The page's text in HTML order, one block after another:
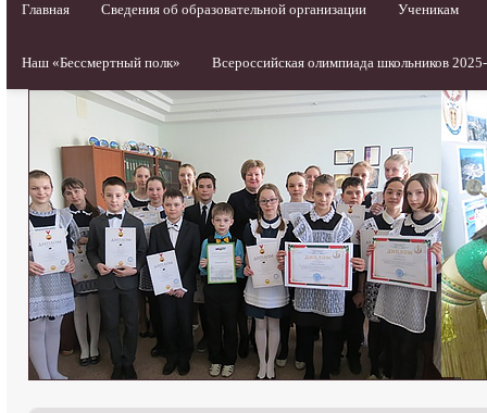
Главная Сведения об образовательной организации Ученикам
Наш «Бессмертный полк» Всероссийская олимпиада школьников